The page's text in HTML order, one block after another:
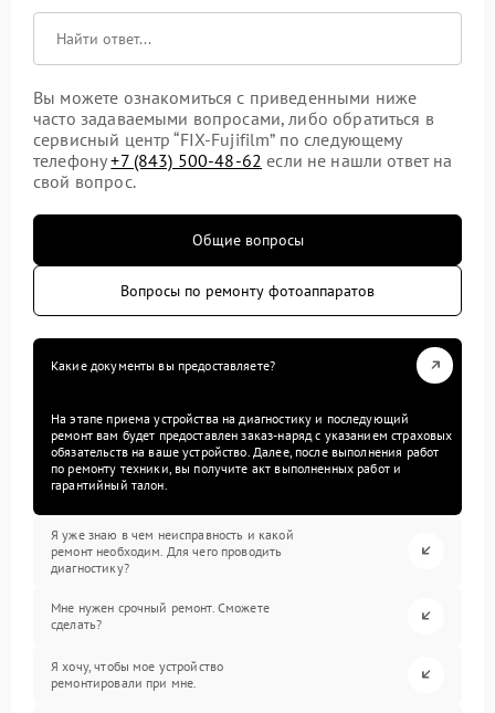
Вы можете ознакомиться с приведенными ниже
часто задаваемыми вопросами, либо обратиться в
сервисный центр “FIX-Fujifilm” по следующему
телефону+7 (843) 500-48-62 если не нашли ответ на
свой вопрос.
Общие вопросы
Вопросы по ремонту фотоаппаратов
Какие документы вы предоставляете?
На этапе приема устройства на диагностику и последующий
ремонт вам будет предоставлен заказ-наряд с указанием страховых
обязательств на ваше устройство. Далее, после выполнения работ
по ремонту техники, вы получите акт выполненных работ и
гарантийный талон.
Я уже знаю в чем неисправность и какой
ремонт необходим. Для чего проводить
диагностику?
Мне нужен срочный ремонт. Сможете
сделать?
Я хочу, чтобы мое устройство
ремонтировали при мне.